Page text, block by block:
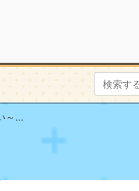
～...